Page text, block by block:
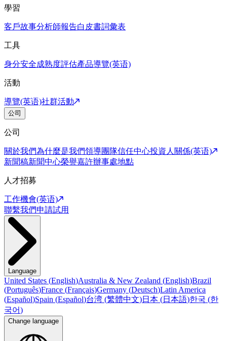
學習
客戶故事分析師報告白皮書詞彙表
工具
身分安全成熟度評估產品導覽(英语)
活動
導覽(英语)社群活動
公司
公司
關於我們為什麼是我們領導團隊信任中心投資人關係(英语)
新聞稿新聞中心榮譽嘉許辦事處地點
人才招募
工作機會(英语)
聯繫我們申請試用
Language
United States (English)Australia & New Zealand (English)Brazil
(Português)France (Français)Germany (Deutsch)Latin America
(Español)Spain (Español)台湾 (繁體中文)日本 (日本語)한국 (한
국어)
Change language